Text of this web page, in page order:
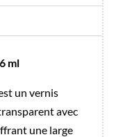
ml
un vernis
avec
une large